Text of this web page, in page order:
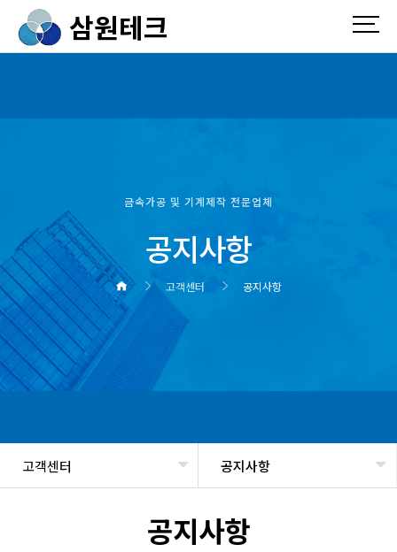
삼원테크
금속가공 및 기계제작 전문업체
공지사항
고객센터 공지사항
고객센터 공지사항
공지사항